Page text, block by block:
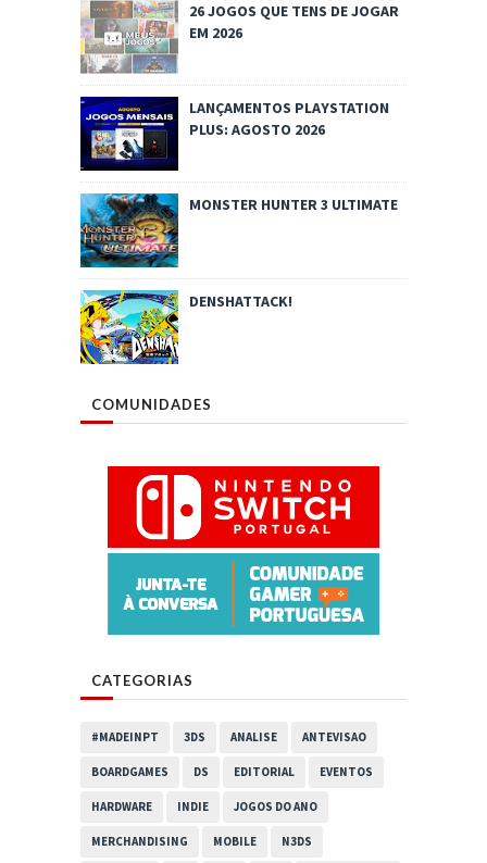
26 JOGOS QUE TENS DE JOGAR
EM 2026
LANÇAMENTOS PLAYSTATION
PLUS: AGOSTO 2026
MONSTER HUNTER 3 ULTIMATE
DENSHATTACK!
COMUNIDADES
CATEGORIAS
#MADEINPT 3DS ANALISE ANTEVISAO
BOARDGAMES DS EDITORIAL EVENTOS
HARDWARE INDIE JOGOS DO ANO
MERCHANDISING MOBILE N3DS